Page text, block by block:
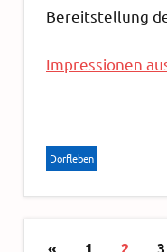
Bereitstellung
Impressionen
Dorfleben
«Vorherige
1 2 3